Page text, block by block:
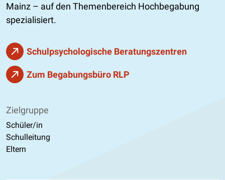
Mainz – auf den Themenbereich Hochbegabung
spezialisiert.
Schulpsychologische Beratungszentren
Zum Begabungsbüro RLP
Zielgruppe
Schüler/in
Schulleitung
Eltern